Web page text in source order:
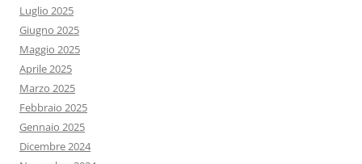
Luglio 2025
Giugno 2025
Maggio 2025
Aprile 2025
Marzo 2025
Febbraio 2025
Gennaio 2025
Dicembre 2024